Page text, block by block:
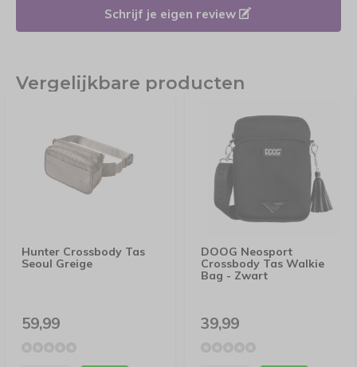
Schrijf je eigen review
Vergelijkbare producten
Hunter Crossbody Tas
Seoul Greige
59,99
DOOG Neosport
Crossbody Tas Walkie
Bag - Zwart
39,99